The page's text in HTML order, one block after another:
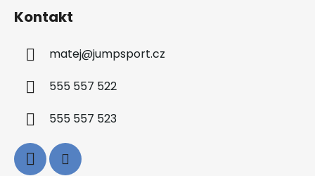
Kontakt
matej@jumpsport.cz
555 557 522
555 557 523